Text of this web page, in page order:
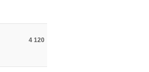
4 120